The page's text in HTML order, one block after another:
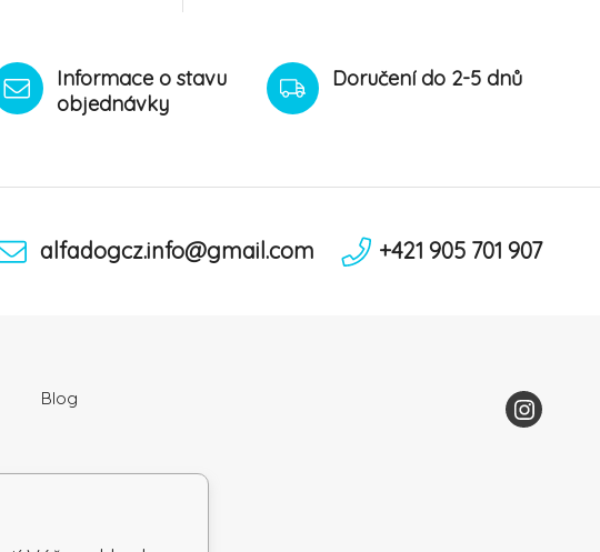
Informace o stavu
objednávky
Doručení do 2-5 dnů
alfadogcz.info@gmail.com +421 905 701 907
Blog